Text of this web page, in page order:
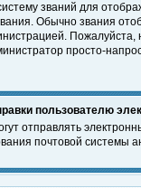
званий для
Обычно звания
просто-
пользователю
отправлять
почтовой системы